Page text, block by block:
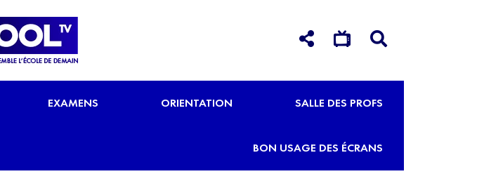
EXAMENS ORIENTATION SALLE DES PROFS
BON USAGE DES ÉCRANS